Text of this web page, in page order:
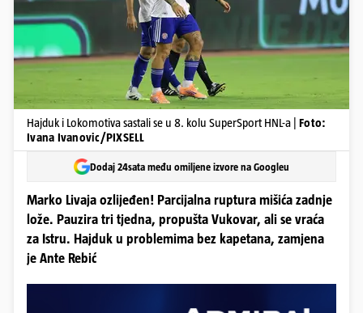
Hajduk i Lokomotiva sastali se u 8. kolu SuperSport HNL-a | Foto:
Ivana Ivanovic/PIXSELL
Dodaj 24sata među omiljene izvore na Googleu
Marko Livaja ozlijeđen! Parcijalna ruptura mišića zadnje
lože. Pauzira tri tjedna, propušta Vukovar, ali se vraća
za Istru. Hajduk u problemima bez kapetana, zamjena
je Ante Rebić